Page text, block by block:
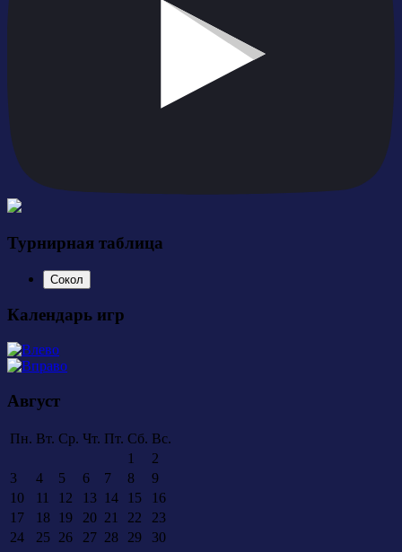
Турнирная таблица
Сокол
Календарь игр
Август
Пн. Вт. Ср. Чт. Пт. Сб. Вс.
1
2
3
4 5 6 7 8
9
10
11 12 13 14 15
16
17
18 19 20 21 22
23
24
25 26 27 28 29
30